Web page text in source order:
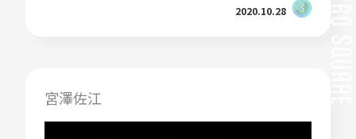
2020.10.28
宮澤佐江